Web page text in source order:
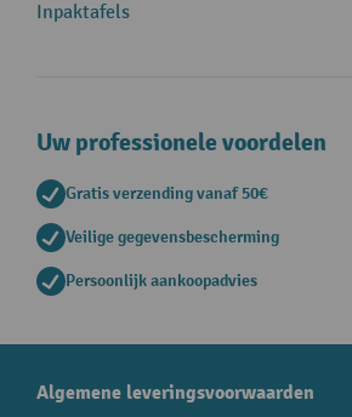
Inpaktafels
Uw professionele voordelen
Gratis verzending vanaf 50€
Veilige gegevensbescherming
Persoonlijk aankoopadvies
Algemene leveringsvoorwaarden